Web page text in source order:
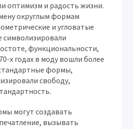
оптимизм и радость жизни.
округлым формам
и угловатые
функциональности,
х годах в моду вошли более
формы,
свободу,
могут создавать
вызывать